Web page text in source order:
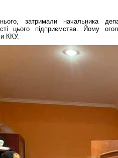
затримали начальника
цього підприємства. Йому
ККУ.